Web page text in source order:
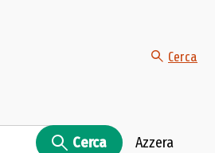
Cerca
Cerca Azzera